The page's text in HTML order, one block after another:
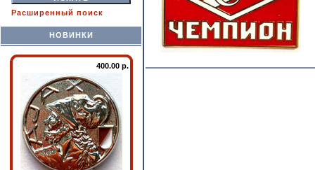
Расширенный поиск
НОВИНКИ
400.00 р.